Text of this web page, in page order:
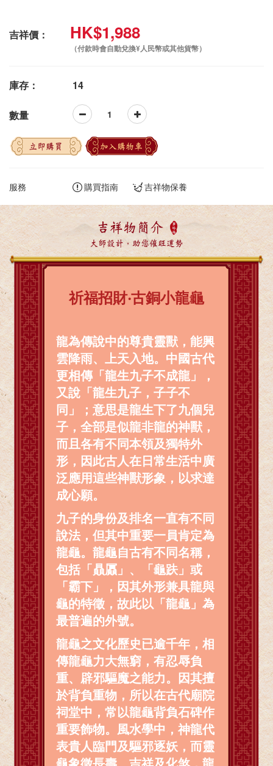
吉祥價： HK$1,988
（付款時會自動兌換¥人民幣或其他貨幣）
庫存： 14
數量
立即購買 加入購物車
服務 購買指南 吉祥物保養
吉祥物簡介
大師設計，助您催旺運勢
祈福招財‧古銅小龍龜
龍為傳說中的尊貴靈獸，能興
雲降雨、上天入地。中國古代
更相傳「龍生九子不成龍」，
又說「龍生九子，子子不
同」；意思是龍生下了九個兒
子，全部是似龍非龍的神獸，
而且各有不同本領及獨特外
形，因此古人在日常生活中廣
泛應用這些神獸形象，以求達
成心願。
九子的身份及排名一直有不同
說法，但其中重要一員肯定為
龍龜。龍龜自古有不同名稱，
包括「贔屭」、「龜趺」或
「霸下」，因其外形兼具龍與
龜的特徵，故此以「龍龜」為
最普遍的外號。
龍龜之文化歷史已逾千年，相
傳龍龜力大無窮，有忍辱負
重、辟邪驅魔之能力。因其擅
於背負重物，所以在古代廟院
祠堂中，常以龍龜背負石碑作
重要飾物。風水學中，神龍代
表貴人臨門及驅邪逐妖，而靈